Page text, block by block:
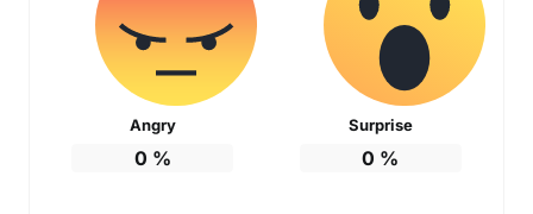
Angry
0 %
Surprise
0 %